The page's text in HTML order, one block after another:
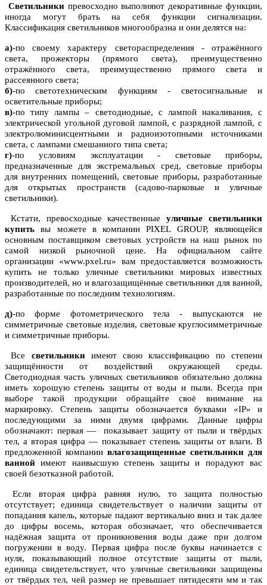
Светильникипревосходно выполняют декоративные функции,
иногда могут брать на себя функции сигнализации.
Классификация светильников многообразна и они делятся на:
а)-по своему характеру светораспределения - отражённого
света, прожекторы (прямого света), преимущественно
отражённого света, преимущественно прямого света и
рассеянного света;
б)-по светотехническим функциям - светосигнальные и
осветительные приборы;
в)-по типу лампы – светодиодные, с лампой накаливания, с
электрической угольной дуговой лампой, с разрядной лампой, с
электролюминисцентными и радиоизотопными источниками
света, с лампами смешанного типа света;
г)-по условиям эксплуатации - световые приборы,
предназначенные для экстремальных сред, световые приборы
для внутренних помещений, световые приборы, разработанные
для открытых пространств (садово-парковые и уличные
светильники).
Кстати, превосходные качественныеуличные светильники
купить вы можете в компании PIXEL GROUP, являющейся
основным поставщиком световых устройств на наш рынок по
самой низкой рыночной цене. На официальном сайте
организации «www.pxel.ru» вам предоставляется возможность
купить не только уличные светильники мировых известных
производителей, но и влагозащищённые светильники для ванной,
разработанные по последним технологиям.
д)-по форме фотометрического тела - выпускаются не
симметричные световые изделия, световые круглосимметричные
и симметричные приборы.
Все светильникиимеют свою классификацию по степени
защищённости от воздействий окружающей среды.
Светодиодная часть уличных светильников обязательно должна
иметь хорошую степень защиты от воды и пыли. Всегда при
выборе такой продукции обращайте своё внимание на
маркировку. Степень защиты обозначается буквами «IP» и
последующими за ними двумя цифрами. Данные цифры
обозначают: первая — показывает защиту от пыли и твёрдых
тел, а вторая цифра — показывает степень защиты от влаги. В
предложенной компании влагозащищенные светильники для
ванной имеют наивысшую степень защиты и порадуют вас
своей безотказной работой.
Если вторая цифра равняя нулю, то защита полностью
отсутствует; единица свидетельствует о наличии защиты от
попадания капель, которые падают вертикально вниз и так далее
до цифры восемь, которая обозначает, что обеспечивается
надёжная защита от проникновения воды даже при долгом
погружении в воду. Первая цифра после буквы начинается с
нуля, показывающий полное отсутствие защиты от пыли,
единица свидетельствует, что уличные светильники защищены
от твёрдых тел, чей размер не превышает пятидесяти мм и так